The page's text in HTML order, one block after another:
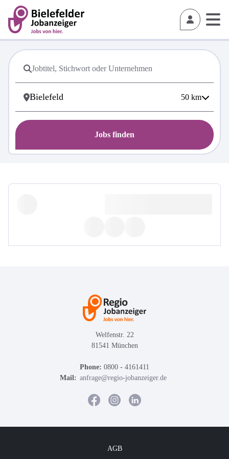
50 km
Jobs finden
Welfenstr. 22
81541 München
Phone: 0800 - 4161411
Mail: anfrage@regio-jobanzeiger.de
AGB